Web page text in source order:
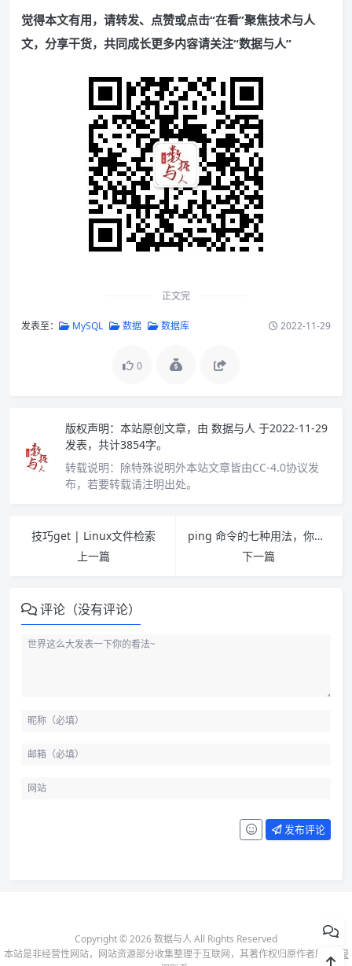
觉得本文有用，请转发、点赞或点击“在看”聚焦技术与人
文，分享干货，共同成长更多内容请关注“数据与人”
正文完
发表至： MySQL 数据 数据库 2022-11-29
0
版权声明： 本站原创文章，由 数据与人 于2022-11-29
发表，共计3854字。
转载说明： 除特殊说明外本站文章皆由CC-4.0协议发
布，若要转载请注明出处。
技巧get | Linux文件检索
上一篇
ping 命令的七种用法，你真的会了吗？
下一篇
评论（没有评论）
发布评论
Copyright © 2026 数据与人 All Rights Reserved
本站是非经营性网站，网站资源部分收集整理于互联网，其著作权归原作者所有-
侵